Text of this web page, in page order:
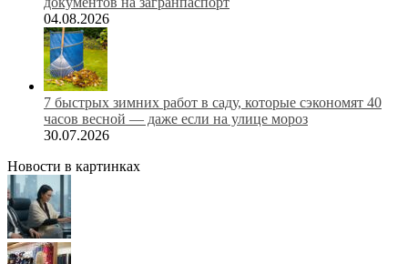
04.08.2026
7 быстрых зимних работ в саду, которые сэкономят 40
часов весной — даже если на улице мороз
30.07.2026
Новости в картинках